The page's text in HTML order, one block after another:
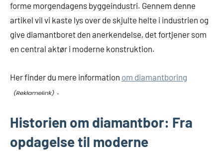
forme morgendagens byggeindustri. Gennem denne
artikel vil vi kaste lys over de skjulte helte i industrien og
give diamantboret den anerkendelse, det fortjener som
en central aktør i moderne konstruktion.
Her finder du mere information om diamantboring
.
Historien om diamantbor: Fra
opdagelse til moderne